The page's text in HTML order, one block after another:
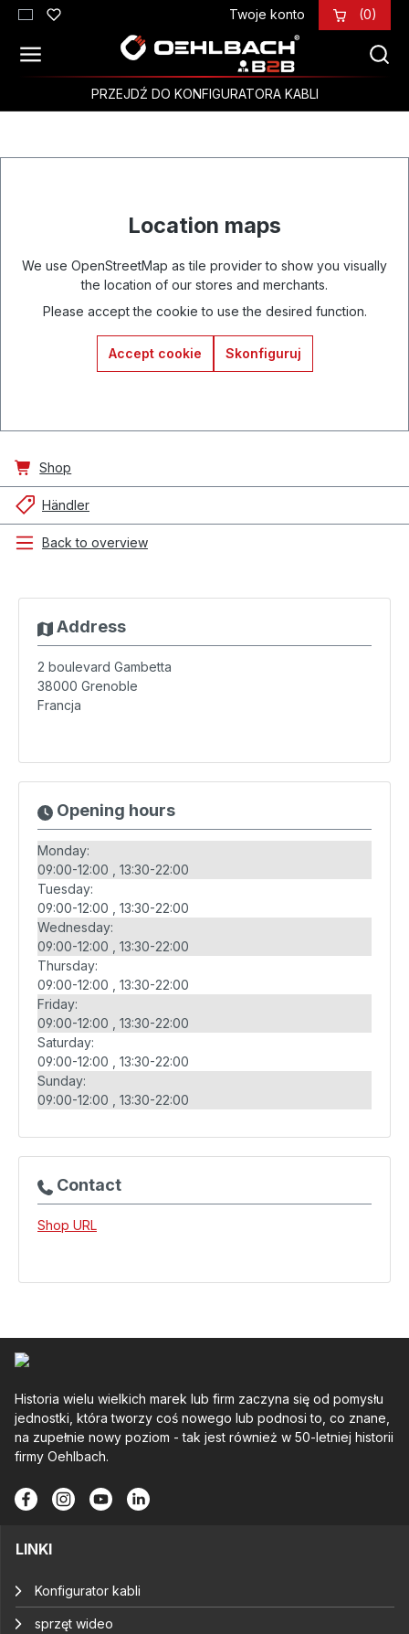
Przejdź do głównej zawartości Twoje konto (0)
PRZEJDŹ DO KONFIGURATORA KABLI
Location maps
We use OpenStreetMap as tile provider to show you visually
the location of our stores and merchants.
Please accept the cookie to use the desired function.
Accept cookie Skonfiguruj
Shop
Händler
Back to overview
Address
2 boulevard Gambetta
38000 Grenoble
Francja
Opening hours
Monday:
09:00-12:00
13:30-22:00
Tuesday:
09:00-12:00
13:30-22:00
Wednesday:
09:00-12:00
13:30-22:00
Thursday:
09:00-12:00
13:30-22:00
Friday:
09:00-12:00
13:30-22:00
Saturday:
09:00-12:00
13:30-22:00
Sunday:
09:00-12:00
13:30-22:00
Contact
Shop URL
Historia wielu wielkich marek lub firm zaczyna się od pomysłu
jednostki, która tworzy coś nowego lub podnosi to, co znane,
na zupełnie nowy poziom - tak jest również w 50-letniej historii
firmy Oehlbach.
LINKI
Konfigurator kabli
sprzęt wideo